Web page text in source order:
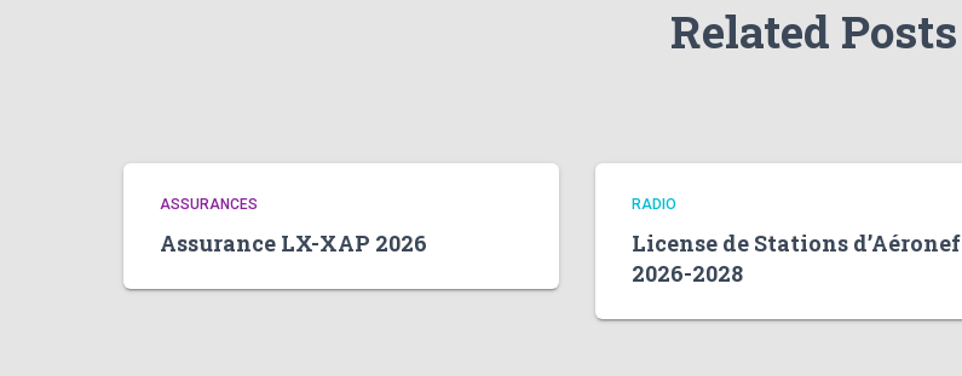
Related Posts
ASSURANCES
Assurance LX-XAP 2026
RADIO
License de Stations d’Aéronef
2026-2028